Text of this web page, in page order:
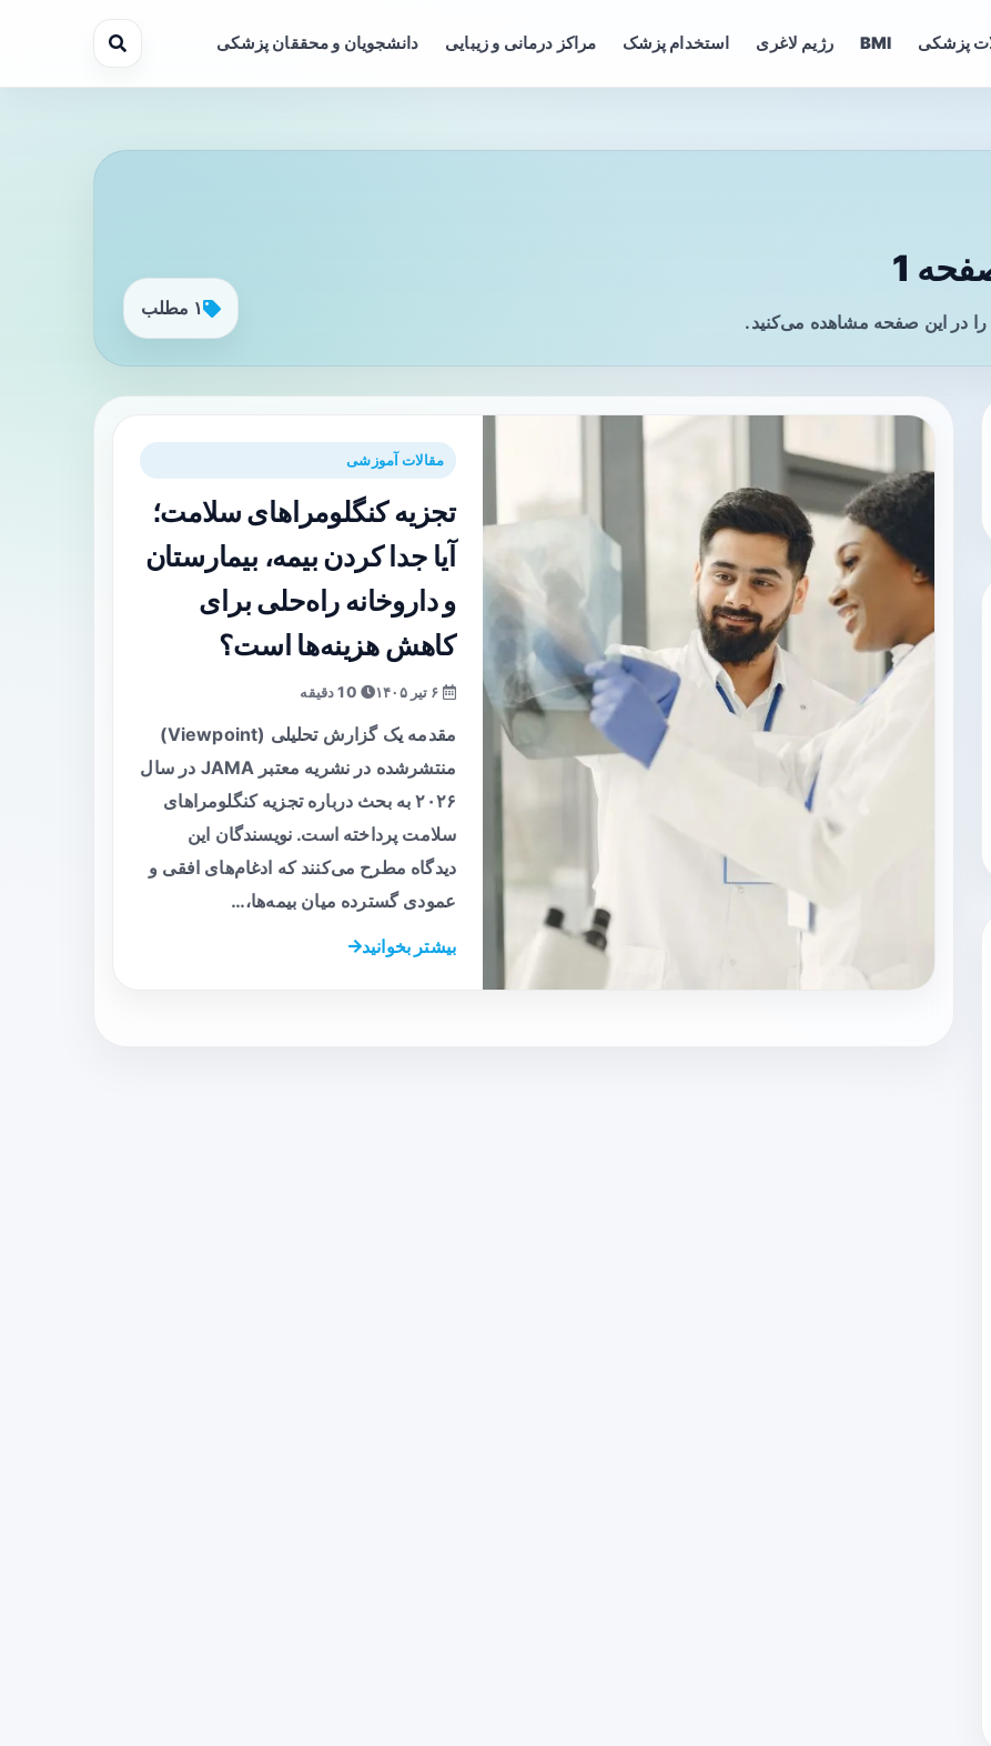
پزشکی BMI رژیم لاغری استخدام پزشک مراکز درمانی و زیبایی دانشجویان و محققان پزشکی
1
در این صفحه مشاهده می‌کنید.
۱ مطلب
مقالات آموزشی
تجزیه کنگلومراهای سلامت؛
آیا جدا کردن بیمه، بیمارستان
و داروخانه راه‌حلی برای
کاهش هزینه‌ها است؟
مقدمه یک گزارش تحلیلی (Viewpoint)
منتشرشده در نشریه معتبر JAMA در سال
۲۰۲۶ به بحث درباره تجزیه کنگلومراهای
سلامت پرداخته است. نویسندگان این
دیدگاه مطرح می‌کنند که ادغام‌های افقی و
عمودی گسترده میان بیمه‌ها،…
بیشتر بخوانید